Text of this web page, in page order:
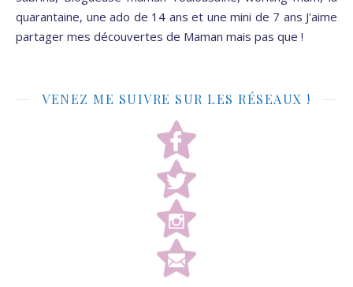
quarantaine, une ado de 14 ans et une mini de 7 ans J'aime
partager mes découvertes de Maman mais pas que !
VENEZ ME SUIVRE SUR LES RÉSEAUX !